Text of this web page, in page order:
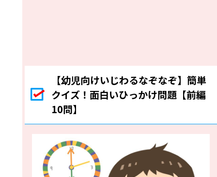
【幼児向けいじわるなぞなぞ】簡単
クイズ！面白いひっかけ問題【前編
10問】